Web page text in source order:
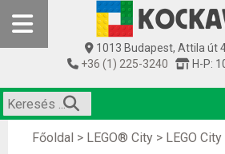
1013 Budapest, Attila út
+36 (1) 225-3240
H-P:
Főoldal > LEGO® City > LEGO